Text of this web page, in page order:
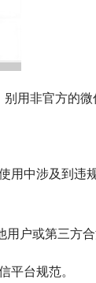
用非官方的微
用中涉及到
户或第三方合
台规范。